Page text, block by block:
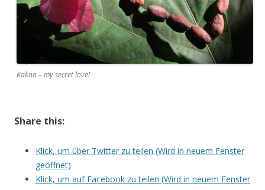
Kakao – my secret love!
Share this:
Klick, um über Twitter zu teilen (Wird in neuem Fenster
geöffnet)
Klick, um auf Facebook zu teilen (Wird in neuem Fenster